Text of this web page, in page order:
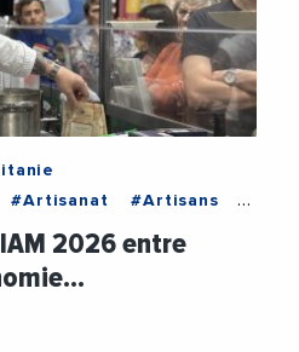
#Artisanat
#Artisans
#ChristopheRivenq
2026 entre